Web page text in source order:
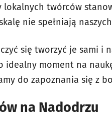
lokalnych twórców
nie spełniają
się tworzyć je sami i
idealny moment na
do zapoznania się z
na Nadodrzu